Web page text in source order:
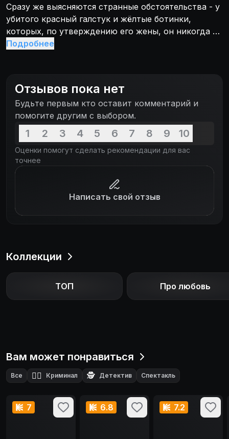
Сразу же выясняются странные обстоятельства - у
убитого красный галстук и жёлтые ботинки,
которых, по утверждению его жены, он никогда не
носил. В кошельке - неизвестно откуда взявшаяся
Подробнее
Отзывов пока нет
Будьте первым кто оставит комментарий и
помогите другим с выбором.
1 2 3 4 5 6 7 8 9 10
Оценки помогут сделать рекомендации для вас
точнее
Написать свой отзыв
Коллекции
ТОП Про любовь
Вам может понравиться
Все 🕵️‍♂️ Криминал 🕵️ Детектив Спектакль
7 6.8 7.2